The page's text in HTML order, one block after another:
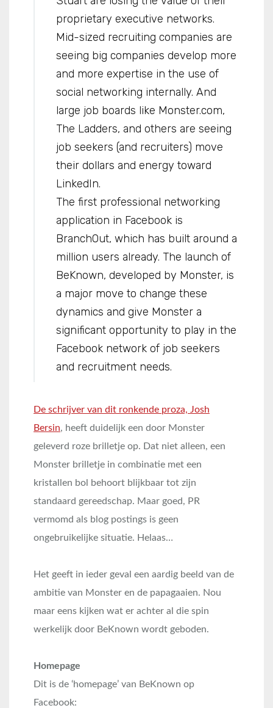
proprietary executive networks.
Mid-sized recruiting companies are
seeing big companies develop more
and more expertise in the use of
social networking internally. And
large job boards like Monster.com,
The Ladders, and others are seeing
job seekers (and recruiters) move
their dollars and energy toward
LinkedIn.
The first professional networking
application in Facebook is
BranchOut, which has built around a
million users already. The launch of
BeKnown, developed by Monster, is
a major move to change these
dynamics and give Monster a
significant opportunity to play in the
Facebook network of job seekers
and recruitment needs.
De schrijver van dit ronkende proza, Josh
Bersin, heeft duidelijk een door Monster
geleverd roze brilletje op. Dat niet alleen, een
Monster brilletje in combinatie met een
kristallen bol behoort blijkbaar tot zijn
standaard gereedschap. Maar goed, PR
vermomd als blog postings is geen
ongebruikelijke situatie. Helaas…
Het geeft in ieder geval een aardig beeld van de
ambitie van Monster en de papagaaien. Nou
maar eens kijken wat er achter al die spin
werkelijk door BeKnown wordt geboden.
Homepage
Dit is de ‘homepage’ van BeKnown op
Facebook: